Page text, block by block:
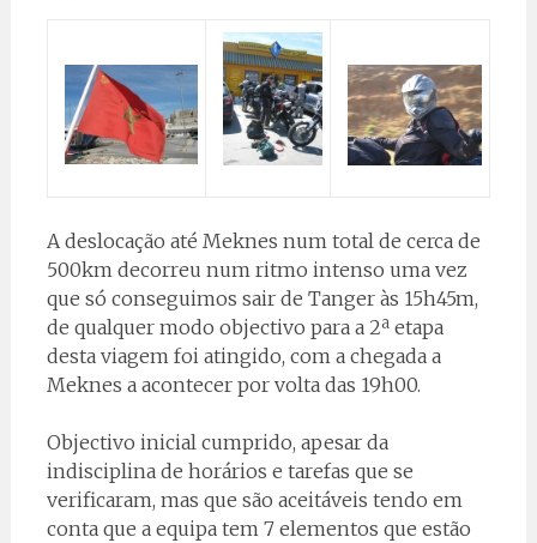
A deslocação até Meknes num total de cerca de
500km decorreu num ritmo intenso uma vez
que só conseguimos sair de Tanger às 15h45m,
de qualquer modo objectivo para a 2ª etapa
desta viagem foi atingido, com a chegada a
Meknes a acontecer por volta das 19h00.
Objectivo inicial cumprido, apesar da
indisciplina de horários e tarefas que se
verificaram, mas que são aceitáveis tendo em
conta que a equipa tem 7 elementos que estão